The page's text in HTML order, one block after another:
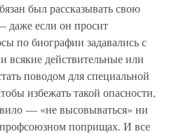
был рассказывать свою
если он просит
по биографии задавались с
всякие действительные или
поводом для специальной
избежать такой опасности,
— «не высовываться» ни
поприщах. И все